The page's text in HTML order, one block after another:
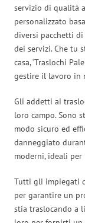
servizio di qualità
personalizzato
diversi pacchetti
dei servizi. Che tu
casa, ‘Traslochi
gestire il lavoro in
Gli addetti ai
loro campo. Sono
modo sicuro ed
danneggiato
moderni, ideali
Tutti gli impiegati
per garantire un
stia traslocando a